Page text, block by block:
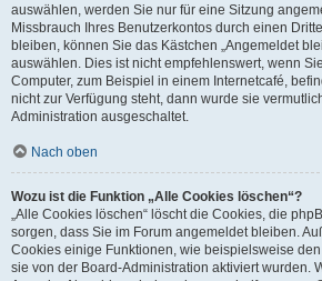
auswählen, werden Sie nur für eine Sitzung
Missbrauch Ihres Benutzerkontos durch einen
bleiben, können Sie das Kästchen „Angemeldet
auswählen. Dies ist nicht empfehlenswert, wenn
Computer, zum Beispiel in einem Internetcafé,
nicht zur Verfügung steht, dann wurde sie
Administration ausgeschaltet.
Nach oben
Wozu ist die Funktion „Alle Cookies löschen“?
„Alle Cookies löschen“ löscht die Cookies, die
sorgen, dass Sie im Forum angemeldet bleiben.
Cookies einige Funktionen, wie beispielsweise den
sie von der Board-Administration aktiviert wurden.